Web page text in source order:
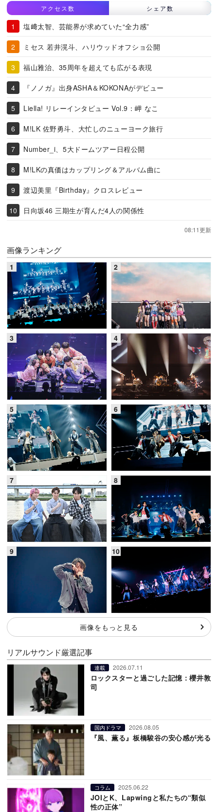
アクセス数 シェア数
塩﨑太智、芸能界が求めていた“全力感”
ミセス 若井滉斗、ハリウッドオフショ公開
福山雅治、35周年を超えても広がる表現
『ノノガ』出身ASHA＆KOKONAがデビュー
Liella! リレーインタビュー Vol.9：岬 なこ
M!LK 佐野勇斗、大忙しのニューヨーク旅行
Number_i、5大ドームツアー日程公開
M!LKの真価はカップリング＆アルバム曲に
渡辺美里『Birthday』クロスレビュー
日向坂46 三期生が育んだ4人の関係性
08:11更新
画像ランキング
画像をもっと見る
リアルサウンド厳選記事
連載 2026.07.11
ロックスターと過ごした記憶：櫻井敦
司
国内ドラマ 2026.08.05
『風、薫る』板橋駿谷の安心感が光る
コラム 2025.06.22
JOIとK、Lapwingと私たちの“類似
性の正体”